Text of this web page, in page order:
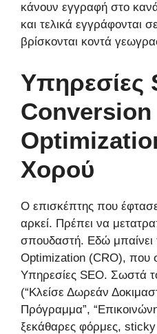
κάνουν εγγραφή στο
και τελικά εγγράφονται
βρίσκονται κοντά
Υπηρεσίες
Conversion
Χορού
Ο επισκέπτης που
αρκεί. Πρέπει να
σπουδαστή. Εδώ μπαίνει
Optimization (CRO), που
Υπηρεσίες SEO. Σωστά
(“Κλείσε Δωρεάν
Πρόγραμμα”,
ξεκάθαρες φόρμες,